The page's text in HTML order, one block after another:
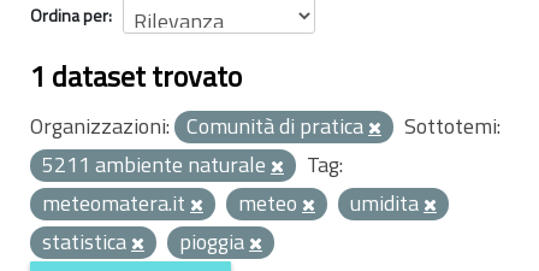
Ordina per
1 dataset trovato
Organizzazioni: Comunità di pratica
Sottotemi:
5211 ambiente naturale
Tag:
meteomatera.it
meteo
umidita
statistica
pioggia